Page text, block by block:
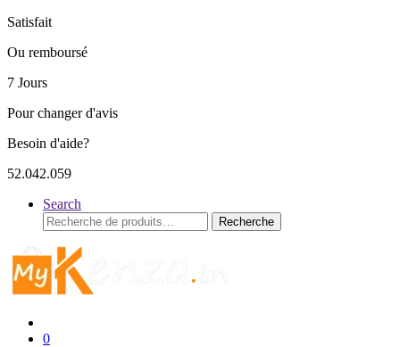
Satisfait
Ou remboursé
7 Jours
Pour changer d'avis
Besoin d'aide?
52.042.059
Search
Recherche
pour :
Recherche
0